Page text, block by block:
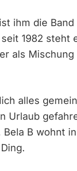
ihm die
1982 steht
als
alles
Urlaub
B wohnt